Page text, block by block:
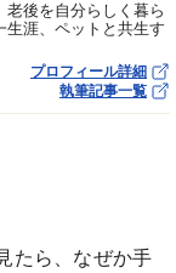
後を自分らしく暮ら
生涯、ペットと共生す
プロフィール詳細
執筆記事一覧
たら、なぜか手